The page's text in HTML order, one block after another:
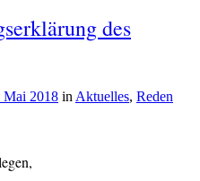
des
Mai 2018 von
in Aktuelles, Reden